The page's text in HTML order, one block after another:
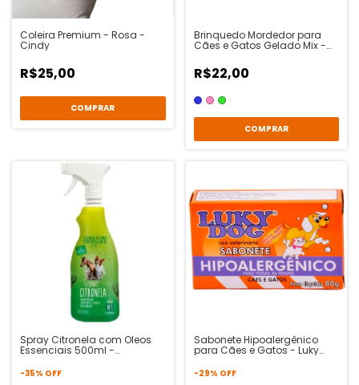
Coleira Premium - Rosa -
Cindy
R$25,00
COMPRAR
Brinquedo Mordedor para
Cães e Gatos Gelado Mix -
R$22,00
COMPRAR
Spray Citronela com Oleos
Essenciais 500ml -
-35% OFF
Sabonete Hipoalergênico
para Cães e Gatos - Luky
-29% OFF